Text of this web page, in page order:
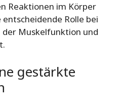
Reaktionen im Körper
Rolle bei
Muskelfunktion und
gestärkte